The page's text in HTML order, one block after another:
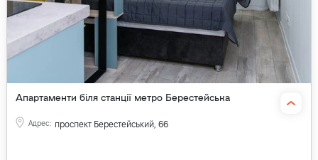
Апартаменти біля станції метро Берестейська
Адрес: проспект Берестейський, 66